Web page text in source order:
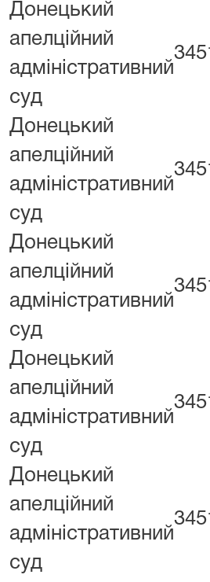
Донецький
апелційний
адміністративний
суд
Донецький
апелційний
адміністративний
суд
Донецький
апелційний
адміністративний
суд
Донецький
апелційний
адміністративний
суд
Донецький
апелційний
адміністративний
суд